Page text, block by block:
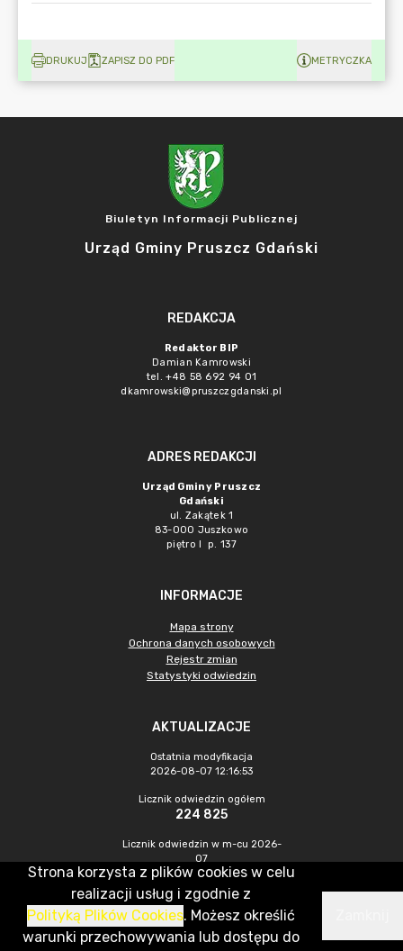
DRUKUJ ZAPISZ DO PDF METRYCZKA
Biuletyn Informacji Publicznej
Urząd Gminy Pruszcz Gdański
REDAKCJA
Redaktor BIP
Damian Kamrowski
tel. +48 58 692 94 01
dkamrowski@pruszczgdanski.pl
ADRES REDAKCJI
Urząd Gminy Pruszcz
Gdański
ul. Zakątek 1
83-000 Juszkowo
piętro I p. 137
INFORMACJE
Mapa strony
Ochrona danych osobowych
Rejestr zmian
Statystyki odwiedzin
AKTUALIZACJE
Ostatnia modyfikacja
2026-08-07 12:16:53
Licznik odwiedzin ogółem
224 825
Licznik odwiedzin w m-cu 2026-
07
978
CMS & Hosting: Nefeni Sp. z o.o.
Strona korzysta z plików cookies w celu
realizacji usług i zgodnie z
Polityką Plików Cookies. Możesz określić
warunki przechowywania lub dostępu do